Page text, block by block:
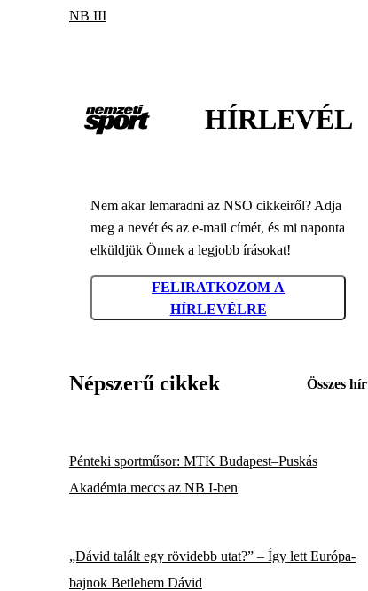
NB III
HÍRLEVÉL
Nem akar lemaradni az NSO cikkeiről? Adja
meg a nevét és az e-mail címét, és mi naponta
elküldjük Önnek a legjobb írásokat!
FELIRATKOZOM A
HÍRLEVÉLRE
Népszerű cikkek Összes hír
Pénteki sportműsor: MTK Budapest–Puskás
Akadémia meccs az NB I-ben
„Dávid talált egy rövidebb utat?” – Így lett Európa-
bajnok Betlehem Dávid